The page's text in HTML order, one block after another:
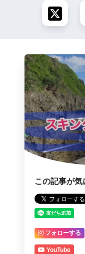
この記事が
フォローする
YouTube